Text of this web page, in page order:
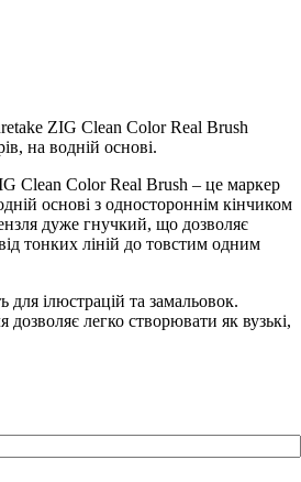
ZIG Clean Color Real Brush
на водній основі.
Clean Color Real Brush – це маркер
основі з одностороннім кінчиком
дуже гнучкий, що дозволяє
тонких ліній до товстим одним
для ілюстрацій та замальовок.
легко створювати як вузькі,